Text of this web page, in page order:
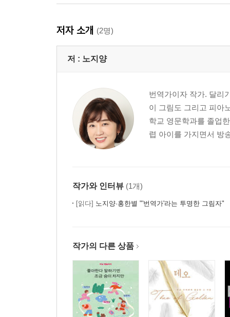
저자 소개 (2명)
저 : 노지양
번역가이자 작가. 달리
이 그림도 그리고 피아
학교 영문학과를 졸업
렵 아이를 가지면서 방
작가와 인터뷰 (1개)
[읽다] 노지양·홍한별 "'번역가'라는 투명한 그림자"
작가의 다른 상품